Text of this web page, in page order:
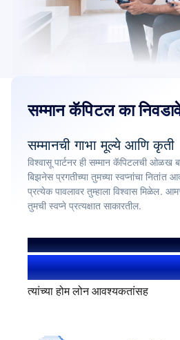
सम्मान कॅपिटल का
सम्मानची गाभा मूल्ये आणि कृती
विश्वासू पार्टनर ही सम्मान कॅपिटलची
बिझनेस प्रगतीच्या तुमच्या स्वप्नांचा नितांत
प्रत्येक पावलावर तुम्हाला विश्वास मिळेल.
तुमची स्वप्ने प्रत्यक्षात साकारतील.
आम्ही मदत केली आहे
1.4+ दशलक्ष यूजर
त्यांच्या होम लोन आवश्यकतांसह